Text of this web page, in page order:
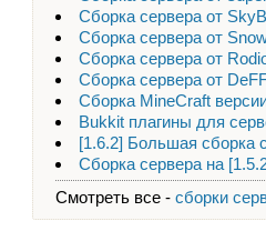
Сборка сервера от
Сборка сервера от
Сборка сервера от
Сборка сервера от
Сборка MineCraft
Bukkit плагины для
[1.6.2] Большая сборка
Сборка сервера на
Смотреть все - сборки